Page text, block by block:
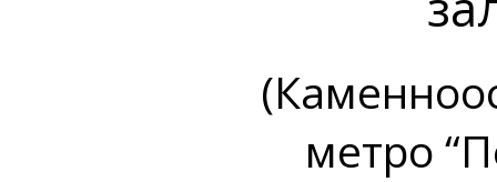
метро